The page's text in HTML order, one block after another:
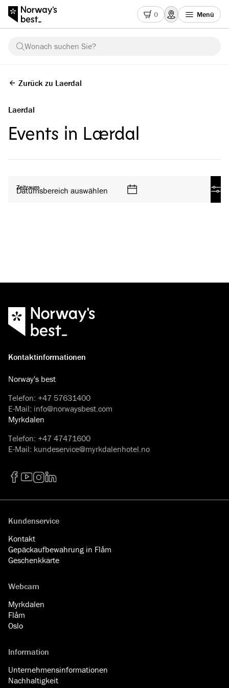
0 Menü
Wonach suchen Sie?
Zurück zu Laerdal
Laerdal
Events in Lærdal
Zeitraum
Datumsbereich auswählen
Kontaktinformationen
Norway's best
Telefon: +47 57631400
E-Mail: info@norwaysbest.com
Myrkdalen
Telefon: +47 47471600
E-Mail: kundeservice@myrkdalenhotel.no
Kundenservice
Kontakt
Gepäckaufbewahrung in Flåm
Geschenkkarte
Webcam
Myrkdalen
Flåm
Oslo
Information
Unternehmensinformationen
Nachhaltigkeit